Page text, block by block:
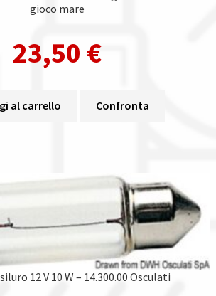
gioco mare
23,50 €
al carrello Confronta
12 V 10 W – 14.300.00 Osculati